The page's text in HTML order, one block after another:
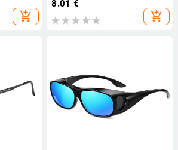
add_shopping_cart
módny dizajn, šoférovanie, rybolov,
polaroidové žlté slnečné okuliare
8.01 €
add_shopping_cart